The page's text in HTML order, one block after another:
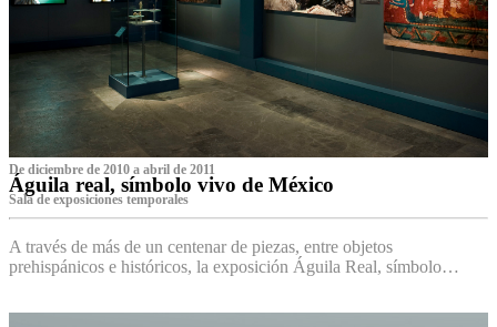
De diciembre de 2010 a abril de 2011
Águila real, símbolo vivo de México
Sala de exposiciones temporales
A través de más de un centenar de piezas, entre objetos
prehispánicos e históricos, la exposición Águila Real, símbolo…